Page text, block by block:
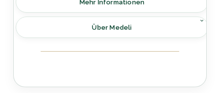
Mehr Informationen
Über Medeli